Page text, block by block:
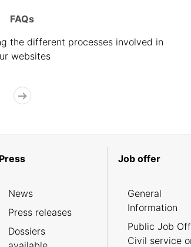
FAQs
the different processes involved in
websites
Press
News
Press releases
Dossiers
Job offer
General
Information
Public Job
Civil service